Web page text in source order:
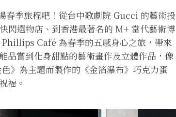
季旅程吧！從台中歌劇院 Gucci 的藝術投
選物店、到香港最著名的 M+ 當代藝術博
Café 為春季的五感身心之旅，帶來
品嘗到化身甜點的藝術畫作及立體作品，像
為主題而製作的《金箔瀑布》巧克力蛋
祝福。